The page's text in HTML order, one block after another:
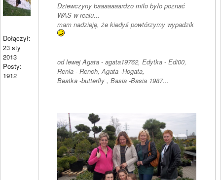
Dołączył:
23 sty
2013
Posty:
1912
Dziewczyny baaaaaaardzo miło było poznać
WAS w realu...
mam nadzieję, że kiedyś powtórzymy wypadzik
od lewej Agata - agata19762, Edytka - Edi00,
Renia - Rench, Agata -Hogata,
Beatka -butterfly , Basia -Basia 1987...